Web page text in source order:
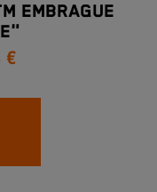
EMBRAGUE